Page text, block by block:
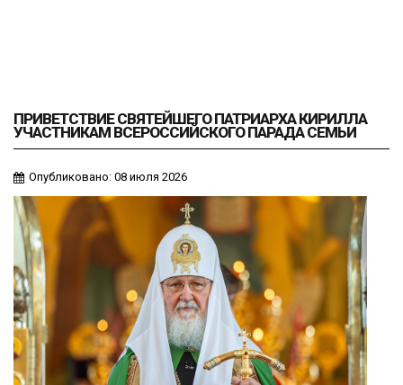
ПРИВЕТСТВИЕ СВЯТЕЙШЕГО ПАТРИАРХА КИРИЛЛА
УЧАСТНИКАМ ВСЕРОССИЙСКОГО ПАРАДА СЕМЬИ
Опубликовано: 08 июля 2026